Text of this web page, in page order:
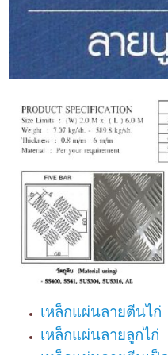
เหล็กแผ่นลายตีนไก่
เหล็กแผ่นลายลูกไก่